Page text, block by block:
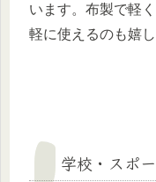
います。布製で軽
軽に使えるのも嬉
学校・スポ